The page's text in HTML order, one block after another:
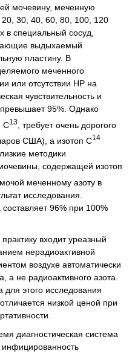
мочевину, меченную
20, 30, 40, 60, 80, 100, 120
в специальный сосуд,
выдыхаемый
пластину. В
меченного
или отсутствии НР на
чувствительность и
95%. Однако
C13
, требует очень дорогого
США), а изотоп C14
методики
содержащей изотоп
меченному азоту в
исследования.
составляет 96% при 100%
входит уреазный
нерадиоактивной
воздухе автоматически
а не радиоактивного азота.
для этого исследования
низкой ценой при
диагностическая система
инфицированность